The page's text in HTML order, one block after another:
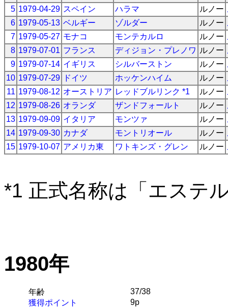
5 1979-04-29 スペイン ハラマ ルノー
6 1979-05-13 ベルギー ゾルダー ルノー
7 1979-05-27 モナコ モンテカルロ ルノー
8 1979-07-01 フランス ディジョン・プレノワ ルノー
9 1979-07-14 イギリス シルバーストン ルノー
10 1979-07-29 ドイツ ホッケンハイム ルノー
11 1979-08-12 オーストリア レッドブルリンク *1 ルノー
12 1979-08-26 オランダ ザンドフォールト ルノー
13 1979-09-09 イタリア モンツァ ルノー
14 1979-09-30 カナダ モントリオール ルノー
15 1979-10-07 アメリカ東 ワトキンズ・グレン ルノー
*1 正式名称は「エステ
1980年
年齢
37/38
獲得ポイント
9p